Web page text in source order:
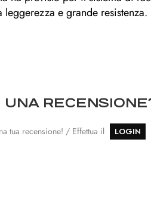
e grande
tua recensione! / Effettua il LOGIN